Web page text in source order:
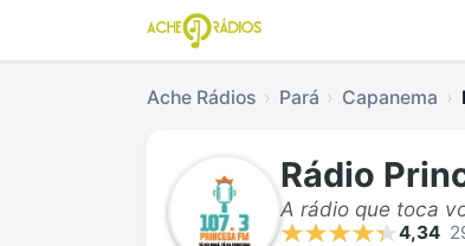
Ache Rádios Pará Capanema
Rádio
A rádio que toca
4,34